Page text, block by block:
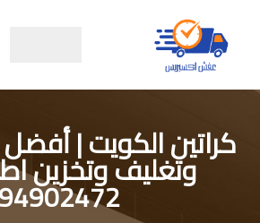
كراتين الكويت |
وتغليف وتخزين